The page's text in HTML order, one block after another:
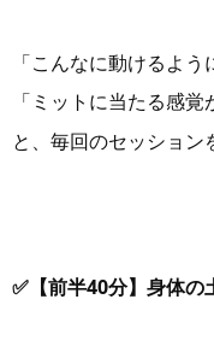
「こんなに動けるよ
「ミットに当たる感覚
と、毎回のセッション
✅【前半40分】身体の